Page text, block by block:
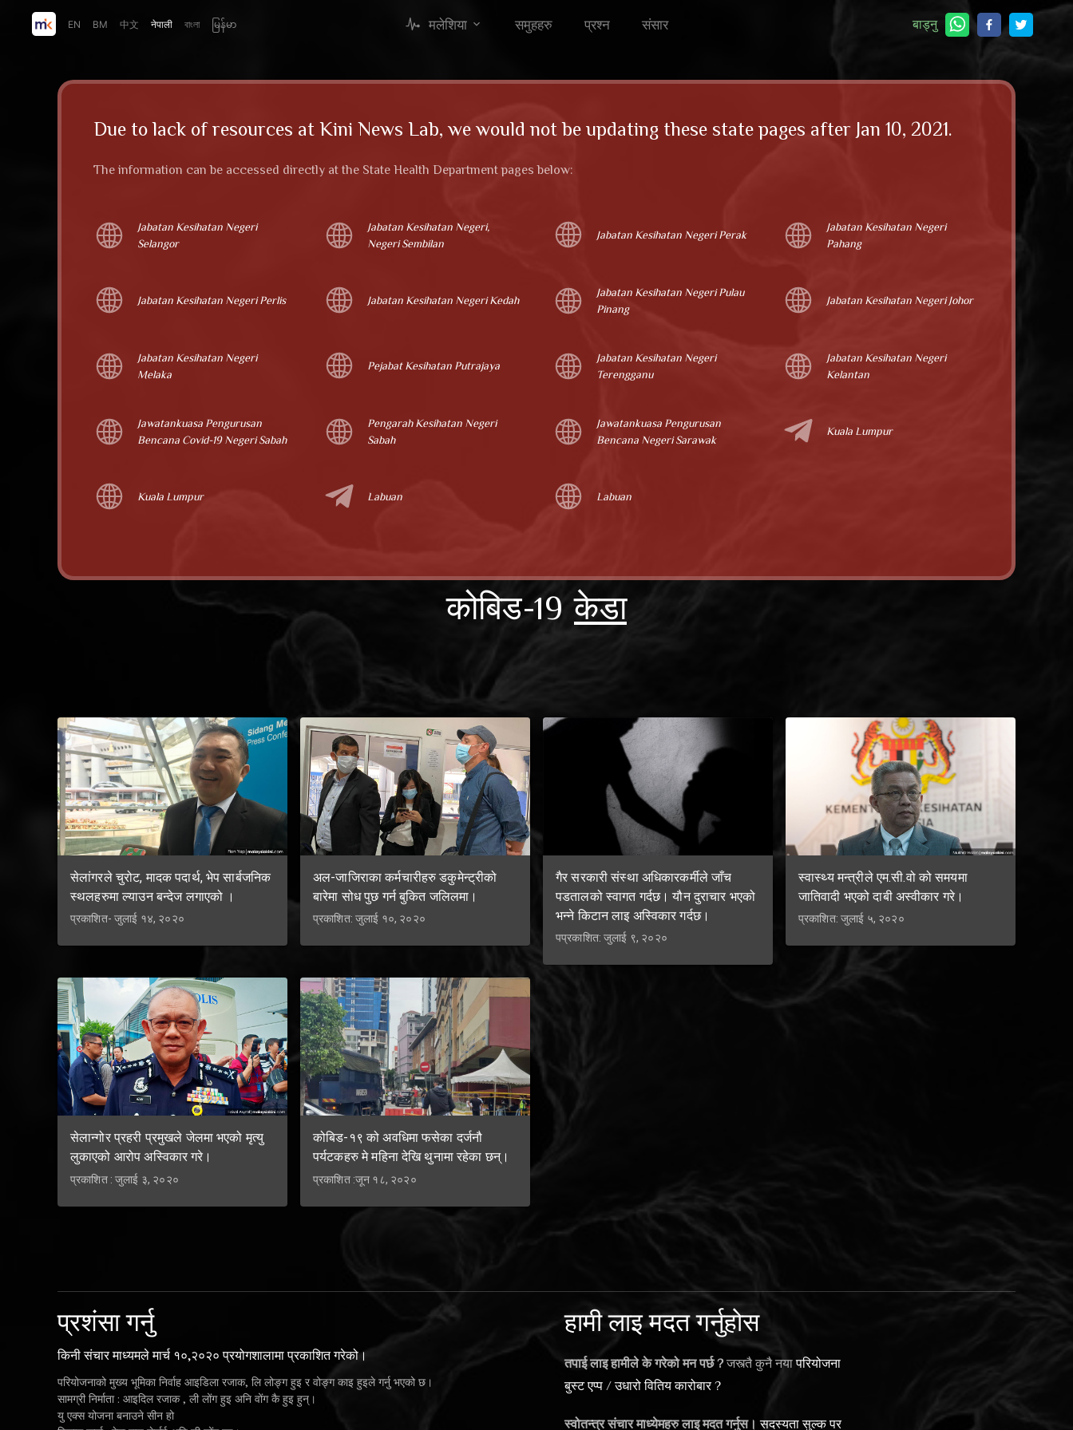
EN BM 中文 नेपाली বাংলা မြန်မာ मलेशिया समुहहरु प्रश्न संसार बाड्नु
Due to lack of resources at Kini News Lab, we would not be updating these state pages after Jan 10, 2021.
The information can be accessed directly at the State Health Department pages below:
Jabatan Kesihatan Negeri
Selangor
Jabatan Kesihatan Negeri,
Negeri Sembilan
Jabatan Kesihatan Negeri Perak
Jabatan Kesihatan Negeri
Pahang
Jabatan Kesihatan Negeri Perlis Jabatan Kesihatan Negeri Kedah
Jabatan Kesihatan Negeri Pulau
Pinang
Jabatan Kesihatan Negeri Johor
Jabatan Kesihatan Negeri
Melaka
Pejabat Kesihatan Putrajaya
Jabatan Kesihatan Negeri
Terengganu
Jabatan Kesihatan Negeri
Kelantan
Jawatankuasa Pengurusan
Bencana Covid-19 Negeri Sabah
Pengarah Kesihatan Negeri
Sabah
Jawatankuasa Pengurusan
Bencana Negeri Sarawak
Kuala Lumpur
Kuala Lumpur Labuan Labuan
कोबिड-19 केडा
सेलांगरले चुरोट, मादक पदार्थ, भेप सार्बजनिक
स्थलहरुमा ल्याउन बन्देज लगाएको ।
प्रकाशित- जुलाई १४, २०२०
अल-जाजिराका कर्मचारीहरु डकुमेन्ट्रीको
बारेमा सोध पुछ गर्न बुकित जलिलमा।
प्रकाशित: जुलाई १०, २०२०
गैर सरकारी संस्था अधिकारकर्मीले जाँच
पडतालको स्वागत गर्दछ। यौन दुराचार भएको
भन्ने किटान लाइ अस्विकार गर्दछ।
पप्रकाशित: जुलाई ९, २०२०
स्वास्थ्य मन्त्रीले एम.सी.वो को समयमा
जातिवादी भएको दाबी अस्वीकार गरे।
प्रकाशित: जुलाई ५, २०२०
सेलान्गोर प्रहरी प्रमुखले जेलमा भएको मृत्यु
लुकाएको आरोप अस्विकार गरे।
प्रकाशित : जुलाई ३, २०२०
कोबिड-१९ को अवधिमा फसेका दर्जनौ
पर्यटकहरु मे महिना देखि थुनामा रहेका छन्।
प्रकाशित :जून १८, २०२०
प्रशंसा गर्नु
किनी संचार माध्यमले मार्च १०,२०२० प्रयोगशालामा प्रकाशित गरेको।
परियोजनाको मुख्य भूमिका निर्वाह आइडिला रजाक, लि लोङ्ग हुइ र वोङ्ग काइ हुइले गर्नु भएको छ।
सामग्री निर्माता : आइदिल रजाक , ली लोंग हुइ अनि वोंग कै हुइ हुन्।
यु एक्स योजना बनाउने सीन हो
हामी लाइ मदत गर्नुहोस
तपाई लाइ हामीले के गरेको मन पर्छ ?जस्त्तै कुनै नया परियोजना
बुस्ट एप्प / उधारो वितिय कारोबार ?
स्वोतन्त्र संचार माध्येमहरु लाइ मदत गर्नुस। सदस्यता सुल्क पर